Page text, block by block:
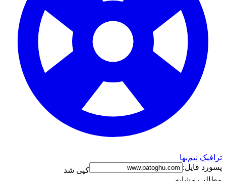
ترافیک نیم‌بها
پسورد فایل:
کپی شد